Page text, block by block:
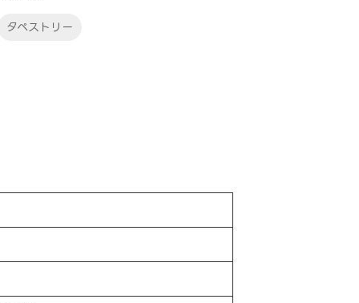
タペストリー